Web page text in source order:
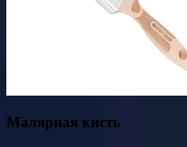
Малярная кисть